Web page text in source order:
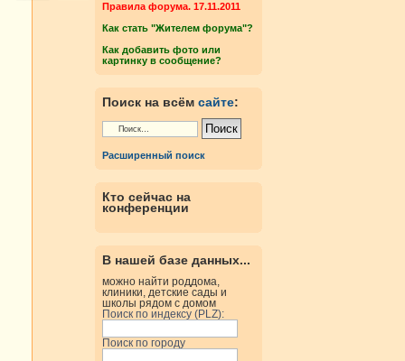
Правила форума. 17.11.2011
Как стать "Жителем форума"?
Как добавить фото или
картинку в сообщение?
Поиск на всём сайте:
Расширенный поиск
Кто сейчас на
конференции
В нашей базе данных...
можно найти роддома,
клиники, детские сады и
школы рядом с домом
Поиск по индексу (PLZ):
Поиск по городу